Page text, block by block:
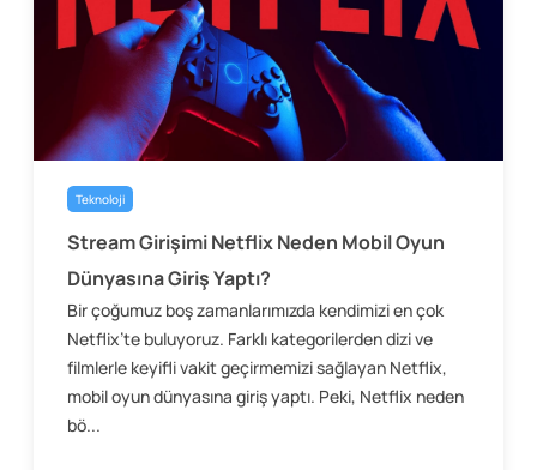
Teknoloji
Stream Girişimi Netflix Neden Mobil Oyun
Dünyasına Giriş Yaptı?
Bir çoğumuz boş zamanlarımızda kendimizi en çok
Netflix’te buluyoruz. Farklı kategorilerden dizi ve
filmlerle keyifli vakit geçirmemizi sağlayan Netflix,
mobil oyun dünyasına giriş yaptı. Peki, Netflix neden
bö...